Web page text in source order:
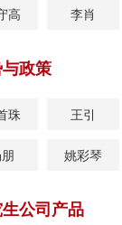
高 李肖
政策
珠 王引
姚彩琴
公司产品